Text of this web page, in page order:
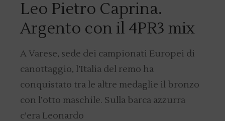
Leo Pietro Caprina.
Argento con il 4PR3 mix
A Varese, sede dei campionati Europei di
canottaggio, l’Italia del remo ha
conquistato tra le altre medaglie il bronzo
con l’otto maschile. Sulla barca azzurra
c’era Leonardo